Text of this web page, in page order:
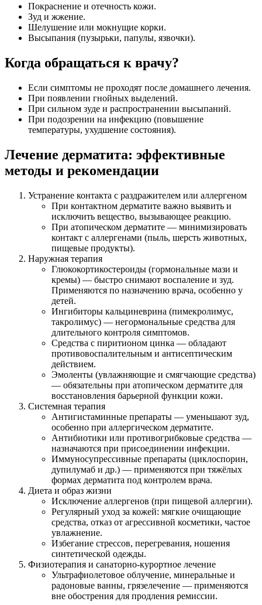
Покраснение и отечность кожи.
Зуд и жжение.
Шелушение или мокнущие корки.
Высыпания (пузырьки, папулы, язвочки).
Когда обращаться к врачу?
Если симптомы не проходят после домашнего лечения.
При появлении гнойных выделений.
При сильном зуде и распространении высыпаний.
При подозрении на инфекцию (повышение
температуры, ухудшение состояния).
Лечение дерматита: эффективные
методы и рекомендации
Устранение контакта с раздражителем или аллергеном
При контактном дерматите важно выявить и
исключить вещество, вызывающее реакцию.
При атопическом дерматите — минимизировать
контакт с аллергенами (пыль, шерсть животных,
пищевые продукты).
Наружная терапия
Глюкокортикостероиды (гормональные мази и
кремы) — быстро снимают воспаление и зуд.
Применяются по назначению врача, особенно у
детей.
Ингибиторы кальциневрина (пимекролимус,
такролимус) — негормональные средства для
длительного контроля симптомов.
Средства с пиритионом цинка — обладают
противовоспалительным и антисептическим
действием.
Эмоленты (увлажняющие и смягчающие средства)
— обязательны при атопическом дерматите для
восстановления барьерной функции кожи.
Системная терапия
Антигистаминные препараты — уменьшают зуд,
особенно при аллергическом дерматите.
Антибиотики или противогрибковые средства —
назначаются при присоединении инфекции.
Иммуносупрессивные препараты (циклоспорин,
дупилумаб и др.) — применяются при тяжёлых
формах дерматита под контролем врача.
Диета и образ жизни
Исключение аллергенов (при пищевой аллергии).
Регулярный уход за кожей: мягкие очищающие
средства, отказ от агрессивной косметики, частое
увлажнение.
Избегание стрессов, перегревания, ношения
синтетической одежды.
Физиотерапия и санаторно-курортное лечение
Ультрафиолетовое облучение, минеральные и
радоновые ванны, грязелечение — применяются
вне обострения для продления ремиссии.